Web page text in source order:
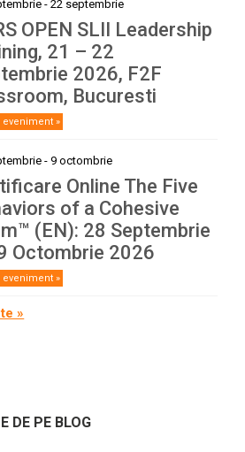
-22 septembrie
OPEN SLII Leadership
21 – 22
2026, F2F
Bucuresti
eveniment »
-9 octombrie
Online The Five
of a Cohesive
(EN): 28 Septembrie
Octombrie 2026
eveniment »
»
DE PE BLOG